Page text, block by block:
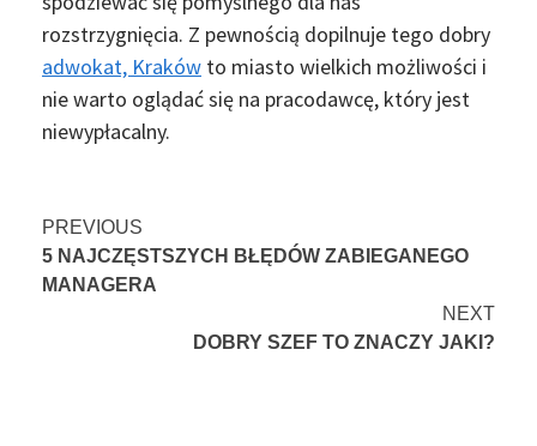
rozstrzygnięcia. Z pewnością dopilnuje tego dobry
adwokat, Kraków to miasto wielkich możliwości i
nie warto oglądać się na pracodawcę, który jest
niewypłacalny.
Continue
Reading
PREVIOUS
5 NAJCZĘSTSZYCH BŁĘDÓW ZABIEGANEGO
MANAGERA
NEXT
DOBRY SZEF TO ZNACZY JAKI?